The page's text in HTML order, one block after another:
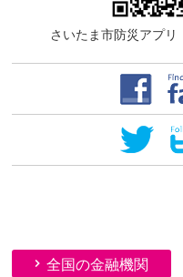
さいたま市防災アプリ
全国の金融機関